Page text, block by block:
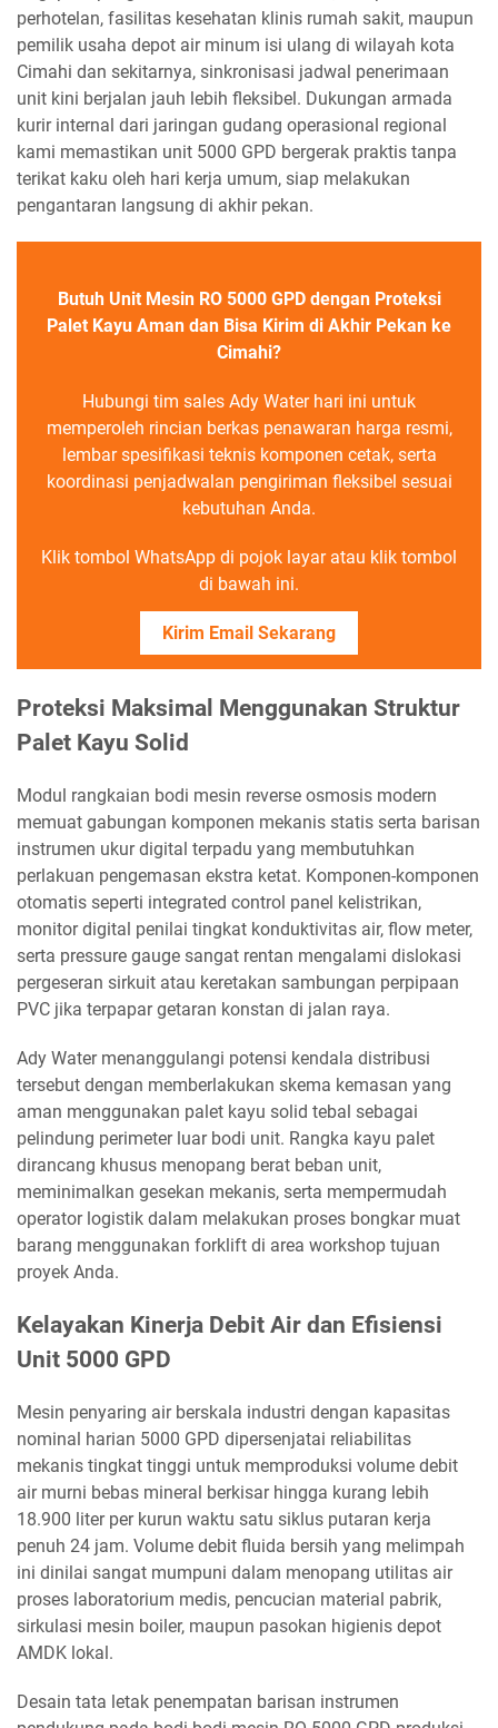
perhotelan, fasilitas kesehatan klinis rumah sakit, maupun
pemilik usaha depot air minum isi ulang di wilayah kota
Cimahi dan sekitarnya, sinkronisasi jadwal penerimaan
unit kini berjalan jauh lebih fleksibel. Dukungan armada
kurir internal dari jaringan gudang operasional regional
kami memastikan unit 5000 GPD bergerak praktis tanpa
terikat kaku oleh hari kerja umum, siap melakukan
pengantaran langsung di akhir pekan.
Butuh Unit Mesin RO 5000 GPD dengan Proteksi
Palet Kayu Aman dan Bisa Kirim di Akhir Pekan ke
Cimahi?
Hubungi tim sales Ady Water hari ini untuk
memperoleh rincian berkas penawaran harga resmi,
lembar spesifikasi teknis komponen cetak, serta
koordinasi penjadwalan pengiriman fleksibel sesuai
kebutuhan Anda.
Klik tombol WhatsApp di pojok layar atau klik tombol
di bawah ini.
Kirim Email Sekarang
Proteksi Maksimal Menggunakan Struktur
Palet Kayu Solid
Modul rangkaian bodi mesin reverse osmosis modern
memuat gabungan komponen mekanis statis serta barisan
instrumen ukur digital terpadu yang membutuhkan
perlakuan pengemasan ekstra ketat. Komponen-komponen
otomatis seperti integrated control panel kelistrikan,
monitor digital penilai tingkat konduktivitas air, flow meter,
serta pressure gauge sangat rentan mengalami dislokasi
pergeseran sirkuit atau keretakan sambungan perpipaan
PVC jika terpapar getaran konstan di jalan raya.
Ady Water menanggulangi potensi kendala distribusi
tersebut dengan memberlakukan skema kemasan yang
aman menggunakan palet kayu solid tebal sebagai
pelindung perimeter luar bodi unit. Rangka kayu palet
dirancang khusus menopang berat beban unit,
meminimalkan gesekan mekanis, serta mempermudah
operator logistik dalam melakukan proses bongkar muat
barang menggunakan forklift di area workshop tujuan
proyek Anda.
Kelayakan Kinerja Debit Air dan Efisiensi
Unit 5000 GPD
Mesin penyaring air berskala industri dengan kapasitas
nominal harian 5000 GPD dipersenjatai reliabilitas
mekanis tingkat tinggi untuk memproduksi volume debit
air murni bebas mineral berkisar hingga kurang lebih
18.900 liter per kurun waktu satu siklus putaran kerja
penuh 24 jam. Volume debit fluida bersih yang melimpah
ini dinilai sangat mumpuni dalam menopang utilitas air
proses laboratorium medis, pencucian material pabrik,
sirkulasi mesin boiler, maupun pasokan higienis depot
AMDK lokal.
Desain tata letak penempatan barisan instrumen